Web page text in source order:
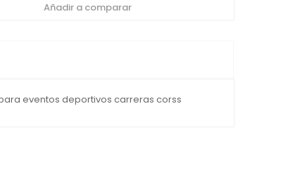
Añadir a comparar
eventos deportivos carreras corss